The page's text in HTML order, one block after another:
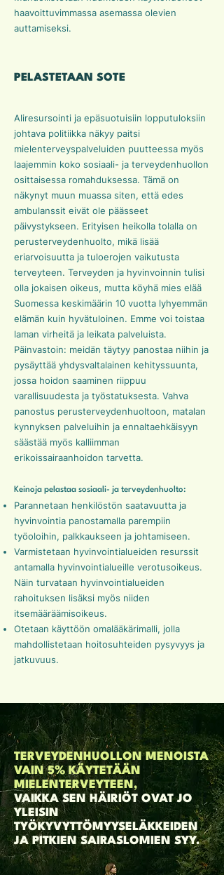
haavoittuvimmassa asemassa olevien
auttamiseksi.
PELASTETAAN SOTE
Aliresursointi ja epäsuotuisiin lopputuloksiin
johtava politiikka näkyy paitsi
mielenterveyspalveluiden puutteessa myös
laajemmin koko sosiaali- ja terveydenhuollon
osittaisessa romahduksessa. Tämä on
näkynyt muun muassa siten, että edes
ambulanssit eivät ole päässeet
päivystykseen. Erityisen heikolla tolalla on
perusterveydenhuolto, mikä lisää
eriarvoisuutta ja tuloerojen vaikutusta
terveyteen. Terveyden ja hyvinvoinnin tulisi
olla jokaisen oikeus, mutta köyhä mies elää
Suomessa keskimäärin 10 vuotta lyhyemmän
elämän kuin hyvätuloinen. Emme voi toistaa
laman virheitä ja leikata palveluista.
Päinvastoin: meidän täytyy panostaa niihin ja
pysäyttää yhdysvaltalainen kehityssuunta,
jossa hoidon saaminen riippuu
varallisuudesta ja työstatuksesta. Vahva
panostus perusterveydenhuoltoon, matalan
kynnyksen palveluihin ja ennaltaehkäisyyn
säästää myös kalliimman
erikoissairaanhoidon tarvetta.
Keinoja pelastaa sosiaali- ja terveydenhuolto:
Parannetaan henkilöstön saatavuutta ja
hyvinvointia panostamalla parempiin
työoloihin, palkkaukseen ja johtamiseen.
Varmistetaan hyvinvointialueiden resurssit
antamalla hyvinvointialueille verotusoikeus.
Näin turvataan hyvinvointialueiden
rahoituksen lisäksi myös niiden
itsemääräämisoikeus.
Otetaan käyttöön omalääkärimalli, jolla
mahdollistetaan hoitosuhteiden pysyvyys ja
jatkuvuus.
TERVEYDENHUOLLON MENOISTA
VAIN 5% KÄYTETÄÄN
MIELENTERVEYTEEN,
VAIKKA SEN HÄIRIÖT OVAT JO
YLEISIN
TYÖKYVYTTÖMYYSELÄKKEIDEN
JA PITKIEN SAIRASLOMIEN SYY.